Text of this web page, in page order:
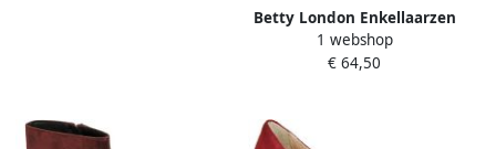
Betty London Enkellaarzen
PASTILLE
1 webshop
€ 64,50